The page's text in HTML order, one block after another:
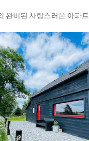
완비된 사랑스러운 아파트